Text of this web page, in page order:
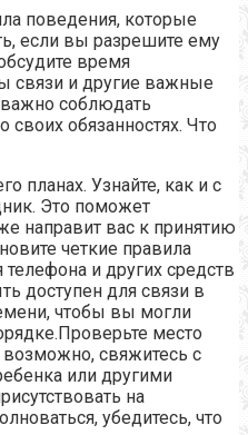
поведения, которые
если вы разрешите ему
время
связи и другие важные
соблюдать
своих обязанностях. Что
планах. Узнайте, как и с
Это поможет
направит вас к принятию
четкие правила
и других средств
доступен для связи в
чтобы вы могли
место
свяжитесь с
или другими
на
убедитесь, что